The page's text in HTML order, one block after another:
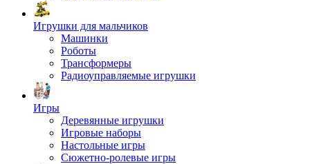
Игрушки для мальчиков
Машинки
Роботы
Трансформеры
Радиоуправляемые игрушки
Игры
Деревянные игрушки
Игровые наборы
Настольные игры
Сюжетно-ролевые игры